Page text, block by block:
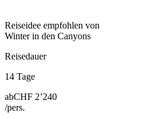
Reiseidee empfohlen von
Winter in den Canyons
Reisedauer
14 Tage
abCHF 2’240
/pers.